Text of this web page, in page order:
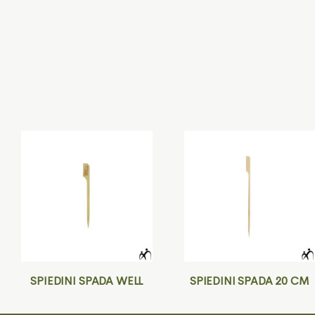
SPIEDINI SPADA WELL SPIEDINI SPADA 20 CM